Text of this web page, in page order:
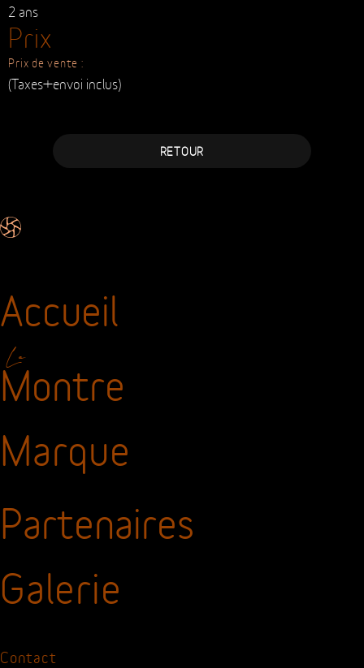
44h
Accès :
Fond de boite vissé
Bracelet
Boucle déployante personnalisée
2 ans
Prix
Accueil
La
Montre
Marque